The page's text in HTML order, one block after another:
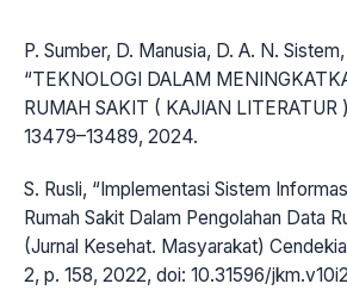
P. Sumber, D. Manusia, D. A. N.
“TEKNOLOGI DALAM
RUMAH SAKIT ( KAJIAN LITERATUR
13479–13489, 2024.
S. Rusli, “Implementasi Sistem
Rumah Sakit Dalam Pengolahan Data
(Jurnal Kesehat. Masyarakat)
2, p. 158, 2022, doi: 10.31596/